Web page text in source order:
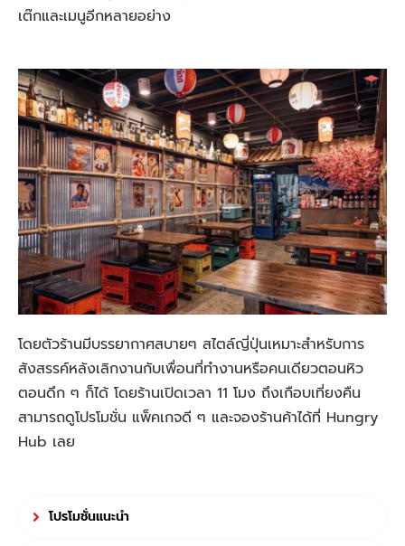
เต๊กและเมนูอีกหลายอย่าง
โดยตัวร้านมีบรรยากาศสบายๆ สไตล์ญี่ปุ่นเหมาะสำหรับการ
สังสรรค์หลังเลิกงานกับเพื่อนที่ทำงานหรือคนเดียวตอนหิว
ตอนดึก ๆ ก็ได้ โดยร้านเปิดเวลา 11 โมง ถึงเกือบเที่ยงคืน
สามารถดูโปรโมชั่น แพ็คเกจดี ๆ และจองร้านค้าได้ที่ Hungry
Hub เลย
โปรโมชั่นแนะนำ